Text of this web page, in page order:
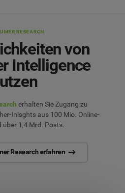
RESEARCH
von
Intelligence
erhalten Sie Zugang zu
Inisghts aus 100 Mio. Online-
über 1,4 Mrd. Posts.
Research erfahren